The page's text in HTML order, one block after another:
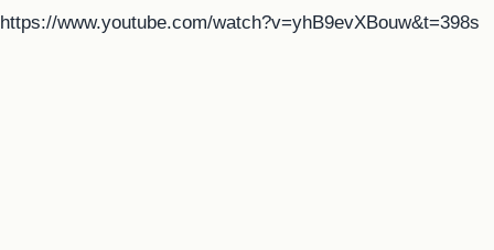
https://www.youtube.com/watch?v=yhB9evXBouw&t=398s